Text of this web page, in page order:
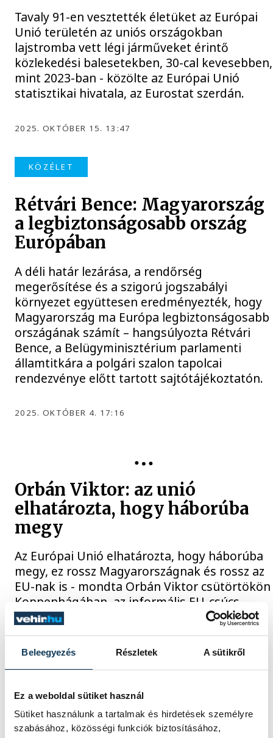
Beleegyezés Részletek A sütikről
Ez a weboldal sütiket használ
Sütiket használunk a tartalmak és hirdetések személyre
szabásához, közösségi funkciók biztosításához,
Tavaly 91-en vesztették életüket az Európai
Unió területén az uniós országokban
lajstromba vett légi járműveket érintő
közlekedési balesetekben, 30-cal kevesebben,
mint 2023-ban - közölte az Európai Unió
statisztikai hivatala, az Eurostat szerdán.
2025. OKTÓBER 15. 13:47
KÖZÉLET
Rétvári Bence: Magyarország
a legbiztonságosabb ország
Európában
A déli határ lezárása, a rendőrség
megerősítése és a szigorú jogszabályi
környezet együttesen eredményezték, hogy
Magyarország ma Európa legbiztonságosabb
országának számít – hangsúlyozta Rétvári
Bence, a Belügyminisztérium parlamenti
államtitkára a polgári szalon tapolcai
rendezvénye előtt tartott sajtótájékoztatón.
2025. OKTÓBER 4. 17:16
Orbán Viktor: az unió
elhatározta, hogy háborúba
megy
Az Európai Unió elhatározta, hogy háborúba
megy, ez rossz Magyarországnak és rossz az
EU-nak is - mondta Orbán Viktor csütörtökön
Koppenhágában, az informális EU-csúcs
második napjának kezdetén újságíróknak
nyilatkozva. A magyar kormányfő, a Fidesz
elnöke bejelentette azt is: a Fidesz
elnökségének azt fogja javasolni, hogy
"Brüsszel háborús tervei ellen".
2025. OKTÓBER 2. 11:25